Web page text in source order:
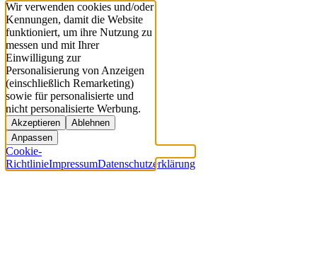
Wir verwenden cookies und/oder
Kennungen, damit die Website
funktioniert, um ihre Nutzung zu
messen und mit Ihrer
Einwilligung zur
Personalisierung von Anzeigen
(einschließlich Remarketing)
sowie für personalisierte und
nicht personalisierte Werbung.
Akzeptieren
Ablehnen
Anpassen
Cookie-
RichtlinieImpressumDatenschutzerklärung